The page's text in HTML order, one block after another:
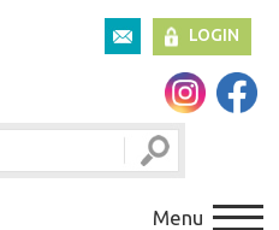
LOGIN
Menu